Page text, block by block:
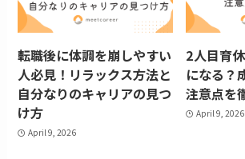
転職後に体調を崩しやすい
人必見！リラックス方法と
自分なりのキャリアの見つ
け方
April 9, 2026
2人目育
になる？
注意点を
April 9, 2026